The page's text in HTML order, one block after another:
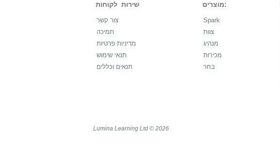
שירות לקוחות
צור קשר
תמיכה
מדיניות פרטיות
תנאי שימוש
תנאים וכללים
מוצרים:
Spark
צוות
מנהיג
מכירות
בחר
Lumina Learning Ltd © 2026